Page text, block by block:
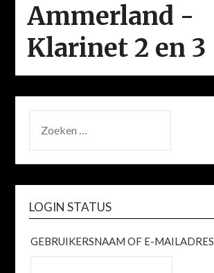
Ammerland -
Klarinet 2 en 3
NAAR:
LOGIN STATUS
GEBRUIKERSNAAM OF E-MAILADRES